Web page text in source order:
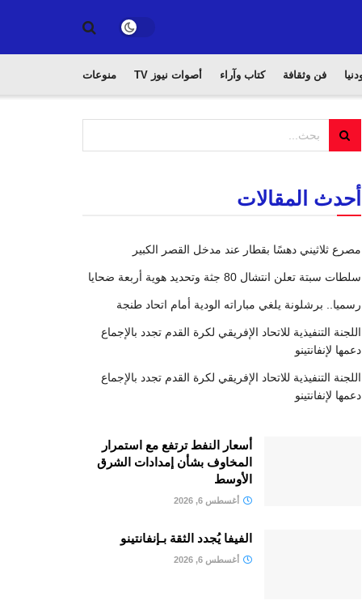
فن وثقافة كتاب وآراء أصوات نيوز TV منوعات
أحدث المقالات
مصرع ثلاثيني دهسًا بقطار عند مدخل القصر الكبير
سلطات سبتة تعلن انتشال 80 جثة وتحديد هوية أربعة ضحايا
رسميا.. برشلونة يلغي مباراته الودية أمام اتحاد طنجة
اللجنة التنفيذية للاتحاد الإفريقي لكرة القدم تجدد بالإجماع
دعمها لإنفانتينو
اللجنة التنفيذية للاتحاد الإفريقي لكرة القدم تجدد بالإجماع
دعمها لإنفانتينو
أسعار النفط ترتفع مع استمرار
المخاوف بشأن إمدادات الشرق
الأوسط
أغسطس 6, 2026
الفيفا يُجدد الثقة بـإنفانتينو
أغسطس 6, 2026